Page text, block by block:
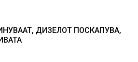
ДИЗЕЛОТ ПОСКАПУВА,